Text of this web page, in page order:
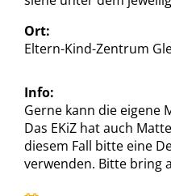
Ort:
Eltern-Kind-Zentrum
Info:
Gerne kann die eigene
Das EKiZ hat auch
diesem Fall bitte eine
verwenden. Bitte bring